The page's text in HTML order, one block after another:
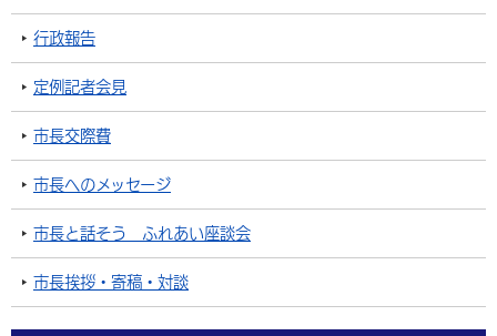
行政報告
定例記者会見
市長交際費
市長へのメッセージ
市長と話そう ふれあい座談会
市長挨拶・寄稿・対談